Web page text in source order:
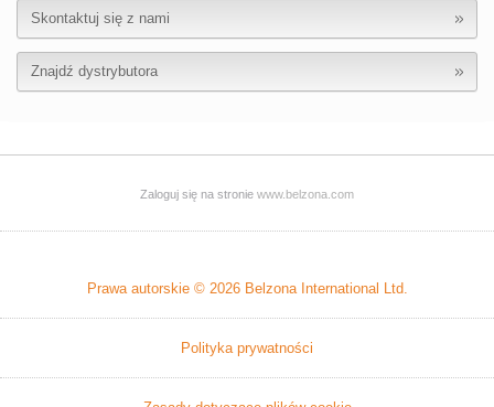
Skontaktuj się z nami
Znajdź dystrybutora
Zaloguj się na stronie www.belzona.com
Prawa autorskie © 2026 Belzona International Ltd.
Polityka prywatności